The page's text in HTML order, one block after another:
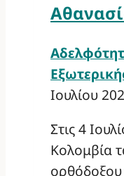
Ιουλίου
Στις 4
Κολομβία